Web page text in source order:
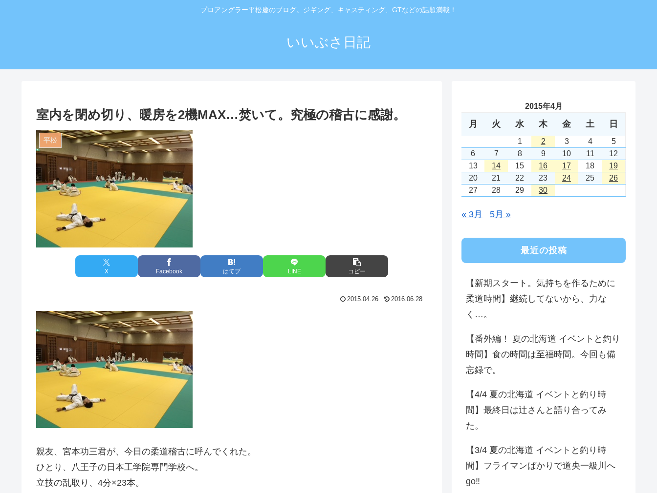
プロアングラー平松慶のブログ。ジギング、キャスティング、GTなどの話題満載！
いいぶさ日記
室内を閉め切り、暖房を2機MAX…焚いて。究極の稽古に感謝。
平松
X Facebook はてブ LINE コピー
2015.04.26 2016.06.28
親友、宮本功三君が、今日の柔道稽古に呼んでくれた。
ひとり、八王子の日本工学院専門学校へ。
立技の乱取り、4分×23本。
2015年4月
月 火 水 木 金 土 日
1 2 3 4
5
6
7 8 9 10 11
12
13
14 15 16 17 18
19
20
21 22 23 24 25
26
27
28 29 30
« 3月 5月 »
最近の投稿
【新期スタート。気持ちを作るために
柔道時間】継続してないから、力な
く…。
【番外編！ 夏の北海道 イベントと釣り
時間】食の時間は至福時間。今回も備
忘録で。
【4/4 夏の北海道 イベントと釣り時
間】最終日は辻さんと語り合ってみ
た。
【3/4 夏の北海道 イベントと釣り時
間】フライマンばかりで道央一級川へ
go‼️